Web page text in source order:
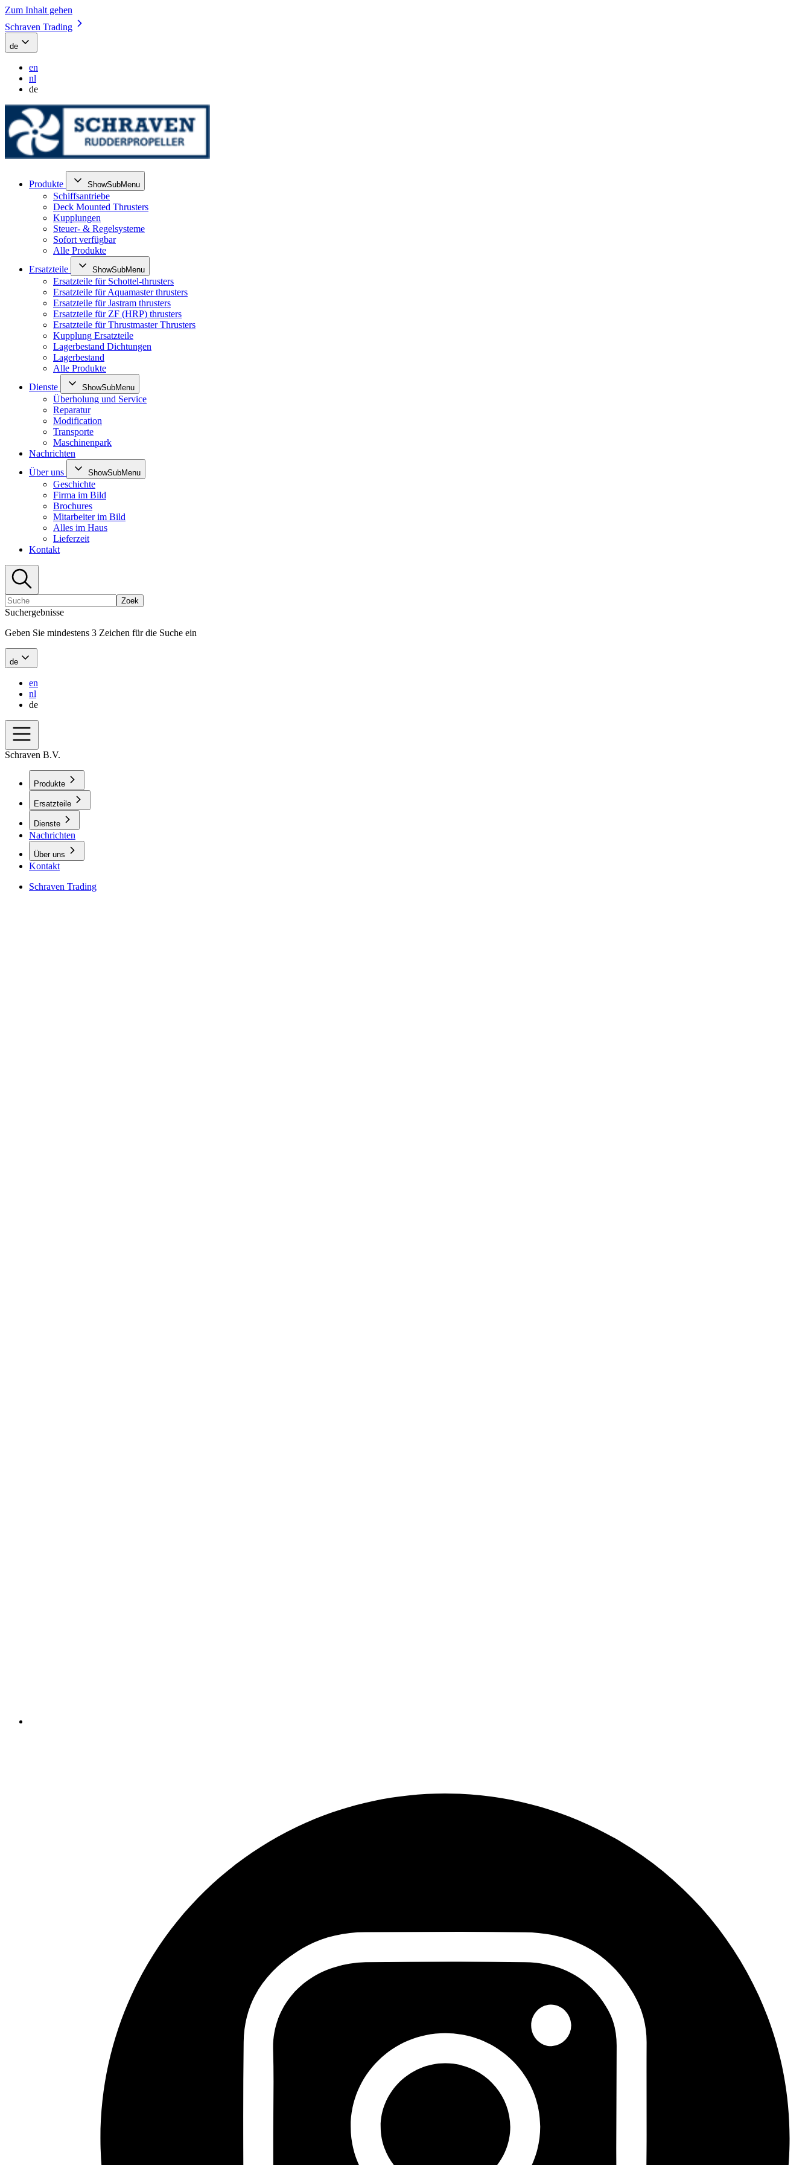
Zum Inhalt gehen
Schraven Trading
de
en
nl
de
Produkte ShowSubMenu
Schiffsantriebe
Deck Mounted Thrusters
Kupplungen
Steuer- & Regelsysteme
Sofort verfügbar
Alle Produkte
Ersatzteile
ShowSubMenu
Ersatzteile für Schottel-thrusters
Ersatzteile für Aquamaster thrusters
Ersatzteile für Jastram thrusters
Ersatzteile für ZF (HRP) thrusters
Ersatzteile für Thrustmaster Thrusters
Kupplung Ersatzteile
Lagerbestand Dichtungen
Lagerbestand
Alle Produkte
Dienste
ShowSubMenu
Überholung und Service
Reparatur
Modification
Transporte
Maschinenpark
Nachrichten
Über uns
ShowSubMenu
Geschichte
Firma im Bild
Brochures
Mitarbeiter im Bild
Alles im Haus
Lieferzeit
Kontakt
Zoek
Suchergebnisse
Geben Sie mindestens 3 Zeichen für die Suche ein
de
en
nl
de
Schraven B.V.
Produkte
Ersatzteile
Dienste
Nachrichten
Über uns
Kontakt
Schraven Trading